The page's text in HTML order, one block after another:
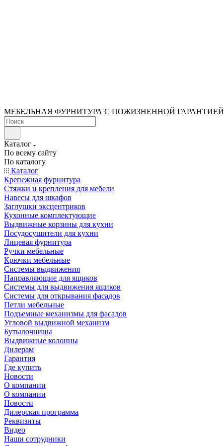
МЕБЕЛЬНАЯ ФУРНИТУРА С ПОЖИЗНЕННОЙ ГАРАНТИЕЙ
Каталог
По всему сайту
По каталогу
Каталог
Крепежная фурнитура
Стяжки и крепления для мебели
Навесы для шкафов
Заглушки эксцентриков
Кухонные комплектующие
Выдвижные корзины для кухни
Посудосушители для кухни
Лицевая фурнитура
Ручки мебельные
Крючки мебельные
Системы выдвижения
Направляющие для ящиков
Системы для выдвижения ящиков
Системы для открывания фасадов
Петли мебельные
Подъемные механизмы для фасадов
Угловой выдвижной механизм
Бутылочницы
Выдвижные колонны
Дилерам
Гарантия
Где купить
Новости
О компании
О компании
Новости
Дилерская программа
Реквизиты
Видео
Наши сотрудники